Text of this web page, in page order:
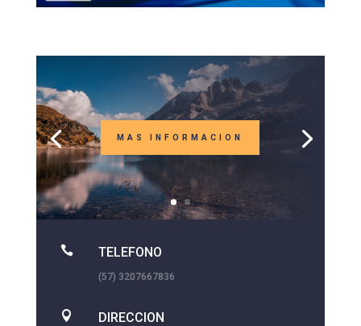
MAS INFORMACION
 TELEFONO
(57) 3207667836
 DIRECCION